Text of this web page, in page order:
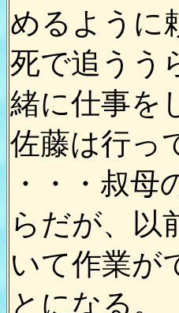
めるように
死で追うう
緒に仕事を
佐藤は行っ
・・・叔
らだが、以
いて作業が
とになる